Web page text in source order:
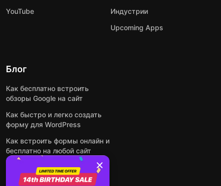
YouTube
Индустрии
Upcoming Apps
Блог
Как бесплатно встроить
обзоры Google на сайт
Как быстро и легко создать
форму для WordPress
Как встроить формы онлайн и
бесплатно на любой сайт
Как встроить ленту Instagram
на сайт